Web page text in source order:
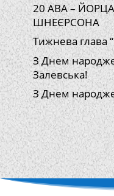
20 АВА –
ШНЕЄРСОНА
Тижнева глава
З Днем
Залевська!
З Днем